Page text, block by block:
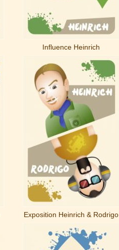
Influence Heinrich
Exposition Heinrich & Rodrigo